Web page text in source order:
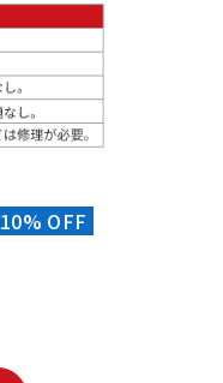
10% OFF